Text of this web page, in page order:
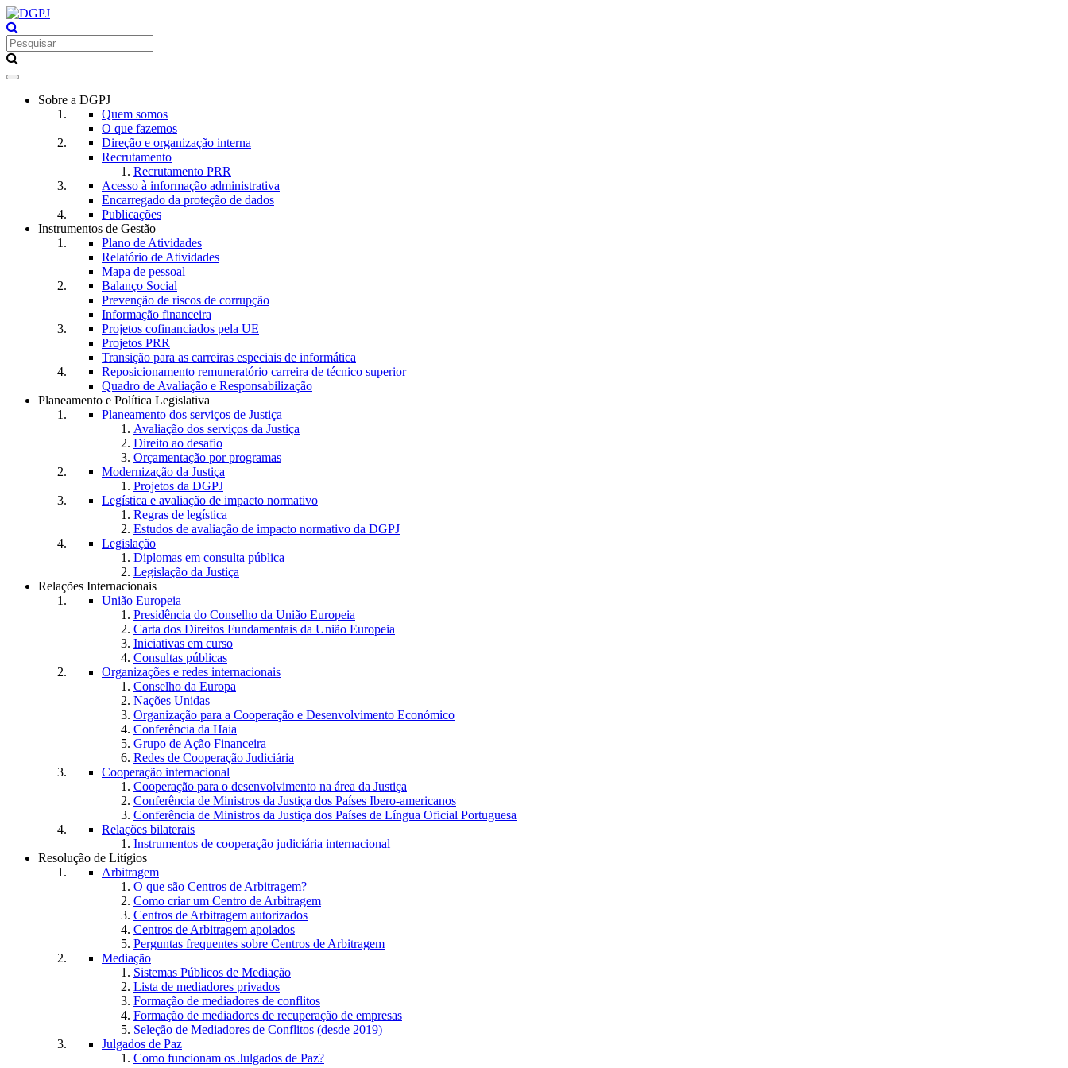
Toggle
navigationSobre a DGPJ
Quem somos
O que fazemos
Direção e organização interna
Recrutamento
Recrutamento PRR
Acesso à informação administrativa
Encarregado da proteção de dados
Publicações
Instrumentos de Gestão
Plano de Atividades
Relatório de Atividades
Mapa de pessoal
Balanço Social
Prevenção de riscos de corrupção
Informação financeira
Projetos cofinanciados pela UE
Projetos PRR
Transição para as carreiras especiais de informática
Reposicionamento remuneratório carreira de técnico superior
Quadro de Avaliação e Responsabilização
Planeamento e Política Legislativa
Planeamento dos serviços de Justiça
Avaliação dos serviços da Justiça
Direito ao desafio
Orçamentação por programas
Modernização da Justiça
Projetos da DGPJ
Legística e avaliação de impacto normativo
Regras de legística
Estudos de avaliação de impacto normativo da DGPJ
Legislação
Diplomas em consulta pública
Legislação da Justiça
Relações Internacionais
União Europeia
Presidência do Conselho da União Europeia
Carta dos Direitos Fundamentais da União Europeia
Iniciativas em curso
Consultas públicas
Organizações e redes internacionais
Conselho da Europa
Nações Unidas
Organização para a Cooperação e Desenvolvimento Económico
Conferência da Haia
Grupo de Ação Financeira
Redes de Cooperação Judiciária
Cooperação internacional
Cooperação para o desenvolvimento na área da Justiça
Conferência de Ministros da Justiça dos Países Ibero-americanos
Conferência de Ministros da Justiça dos Países de Língua Oficial Portuguesa
Relações bilaterais
Instrumentos de cooperação judiciária internacional
Resolução de Litígios
Arbitragem
O que são Centros de Arbitragem?
Como criar um Centro de Arbitragem
Centros de Arbitragem autorizados
Centros de Arbitragem apoiados
Perguntas frequentes sobre Centros de Arbitragem
Mediação
Sistemas Públicos de Mediação
Lista de mediadores privados
Formação de mediadores de conflitos
Formação de mediadores de recuperação de empresas
Seleção de Mediadores de Conflitos (desde 2019)
Julgados de Paz
Como funcionam os Julgados de Paz?